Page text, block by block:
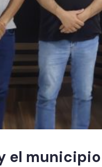
el